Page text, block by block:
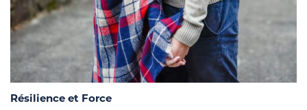
Résilience et Force